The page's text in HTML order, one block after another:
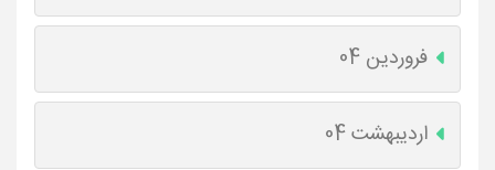
فروردین 04
اردیبهشت 04